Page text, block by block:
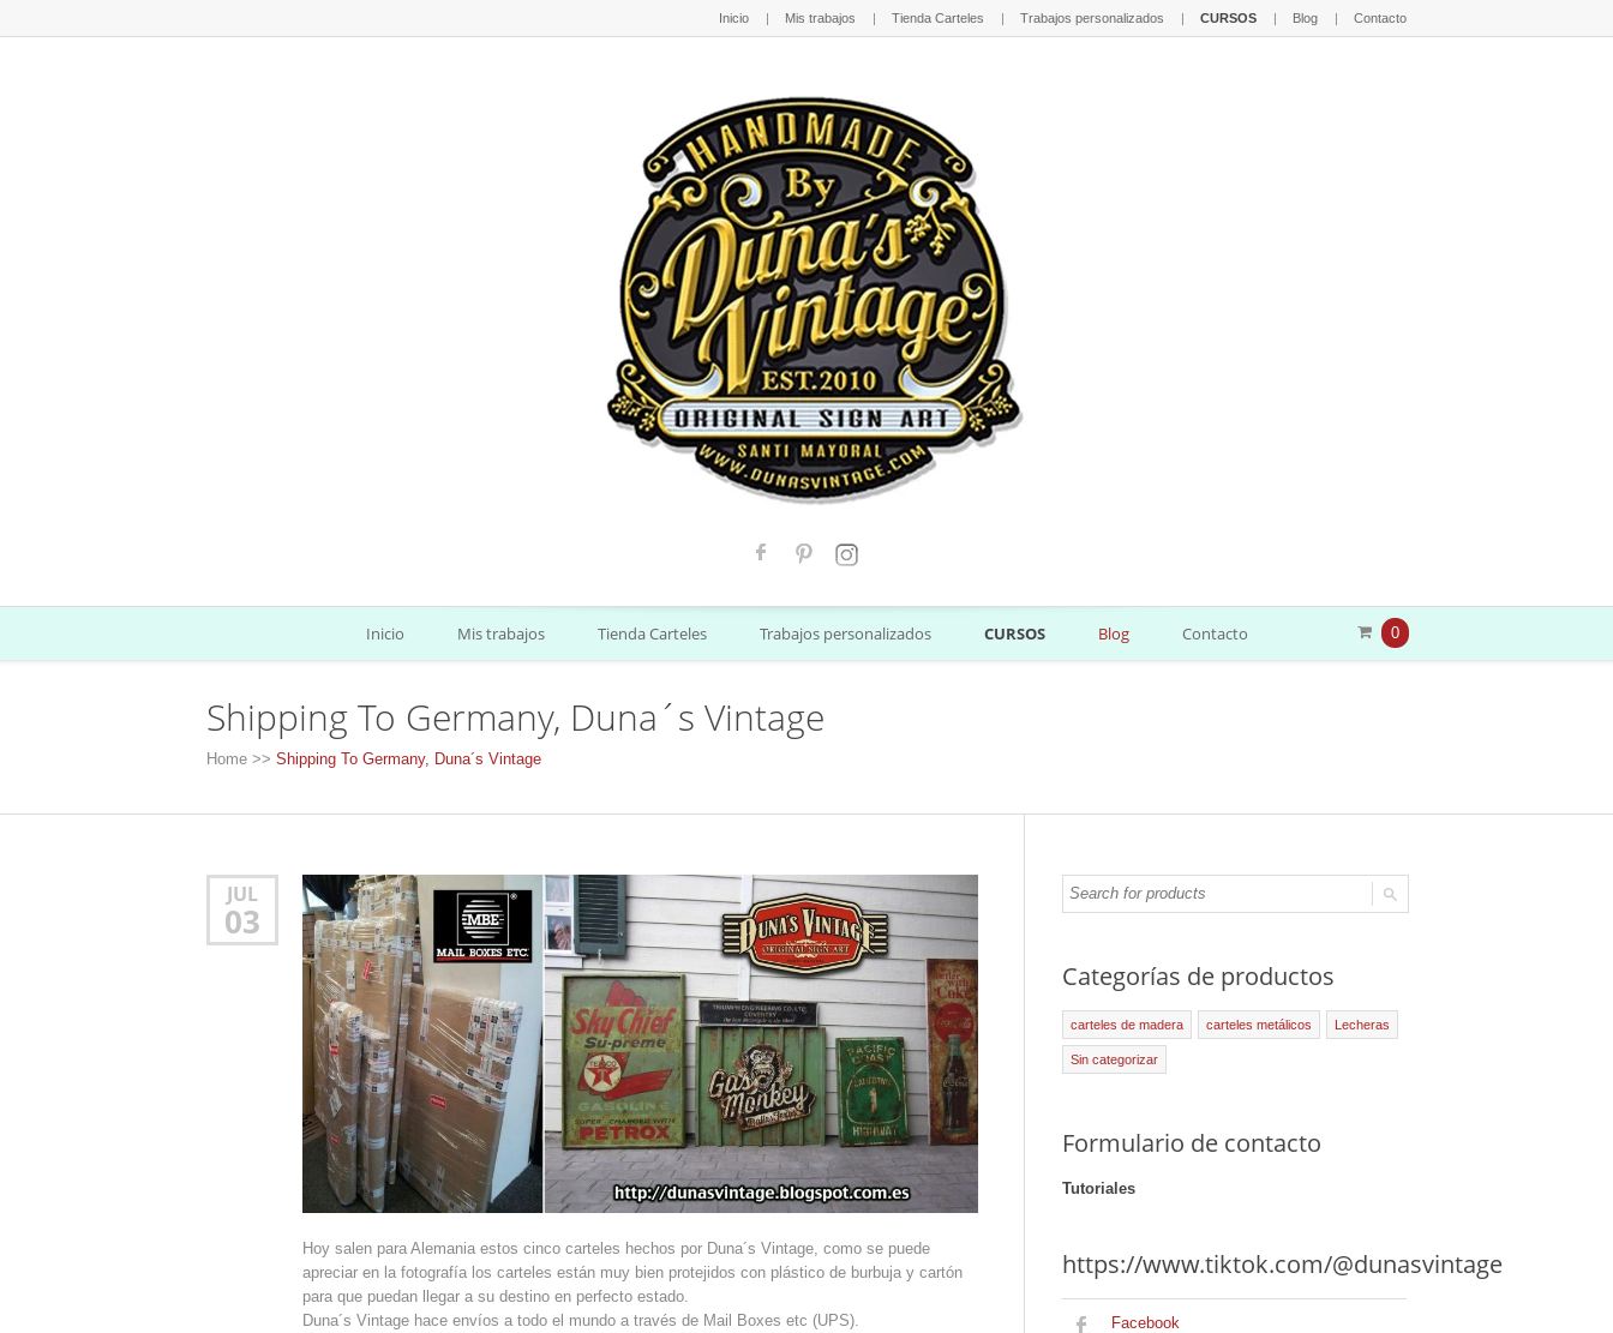
Inicio Mis trabajos Tienda Carteles Trabajos personalizados CURSOS Blog Contacto
0
Inicio Mis trabajos Tienda Carteles Trabajos personalizados CURSOS Blog Contacto
Shipping To Germany, Duna´s Vintage
Home >> Shipping To Germany, Duna´s Vintage
JUL
03
Hoy salen para Alemania estos cinco carteles hechos por Duna´s Vintage, como se puede
apreciar en la fotografía los carteles están muy bien protejidos con plástico de burbuja y cartón
para que puedan llegar a su destino en perfecto estado.
Duna´s Vintage hace envíos a todo el mundo a través de Mail Boxes etc (UPS).
Categorías de productos
carteles de madera carteles metálicos Lecheras
Sin categorizar
Formulario de contacto
Tutoriales
https://www.tiktok.com/@dunasvintage
Facebook